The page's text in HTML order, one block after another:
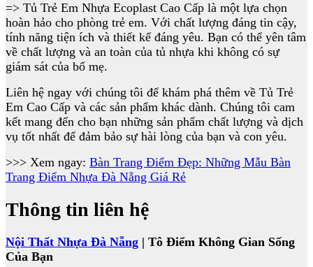
=> Tủ Trẻ Em Nhựa Ecoplast Cao Cấp là một lựa chọn
hoàn hảo cho phòng trẻ em. Với chất lượng đáng tin cậy,
tính năng tiện ích và thiết kế đáng yêu. Bạn có thể yên tâm
về chất lượng và an toàn của tủ nhựa khi không có sự
giám sát của bố mẹ.
Liên hệ ngay với chúng tôi để khám phá thêm về Tủ Trẻ
Em Cao Cấp và các sản phẩm khác dành. Chúng tôi cam
kết mang đến cho bạn những sản phẩm chất lượng và dịch
vụ tốt nhất để đảm bảo sự hài lòng của bạn và con yêu.
>>> Xem ngay: Bàn Trang Điểm Đẹp: Những Mẫu Bàn
Trang Điểm Nhựa Đà Nẵng Giá Rẻ
Thông tin liên hệ
Nội Thất Nhựa Đà Nẵng | Tô Điểm Không Gian Sống
Của Bạn